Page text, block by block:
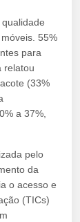
55%
para
relatou
(33%
a 37%,
pelo
da
o acesso e
(TICs)